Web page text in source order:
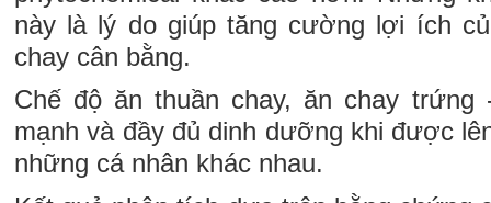
này là lý do giúp tăng cường lợi ích
chay cân bằng.
Chế độ ăn thuần chay, ăn chay
mạnh và đầy đủ dinh dưỡng khi được
những cá nhân khác nhau.